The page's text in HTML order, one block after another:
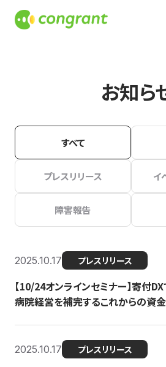
お知ら
すべて
プレスリリース イ
障害報告
2025.10.17 プレスリリース
【10/24オンラインセミナー】寄付
病院経営を補完するこれからの資金
2025.10.17 プレスリリース